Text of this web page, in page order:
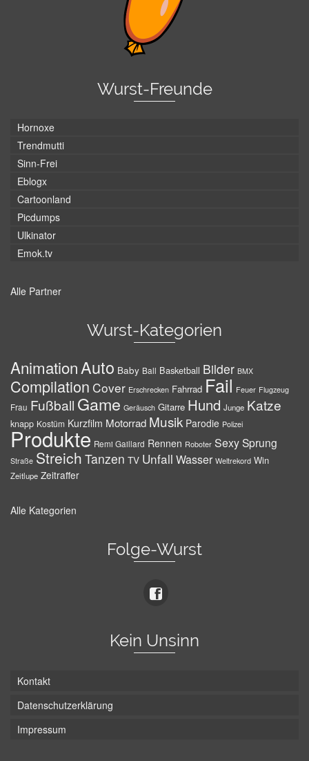
Wurst-Freunde
Hornoxe
Trendmutti
Sinn-Frei
Eblogx
Cartoonland
Picdumps
Ulkinator
Emok.tv
Alle Partner
Wurst-Kategorien
AnimationAuto Baby Ball Basketball Bilder BMX
Compilation Cover Erschrecken Fahrrad Fail Feuer Flugzeug
Frau Fußball Game Geräusch Gitarre Hund Junge Katze
knapp Kostüm Kurzfilm Motorrad Musik Parodie Polizei
Produkte Remi Gaillard Rennen Roboter SexySprung
Straße Streich Tanzen TV Unfall Wasser Weltrekord Win
Zeitlupe Zeitraffer
Alle Kategorien
Folge-Wurst
Kein Unsinn
Kontakt
Datenschutzerklärung
Impressum